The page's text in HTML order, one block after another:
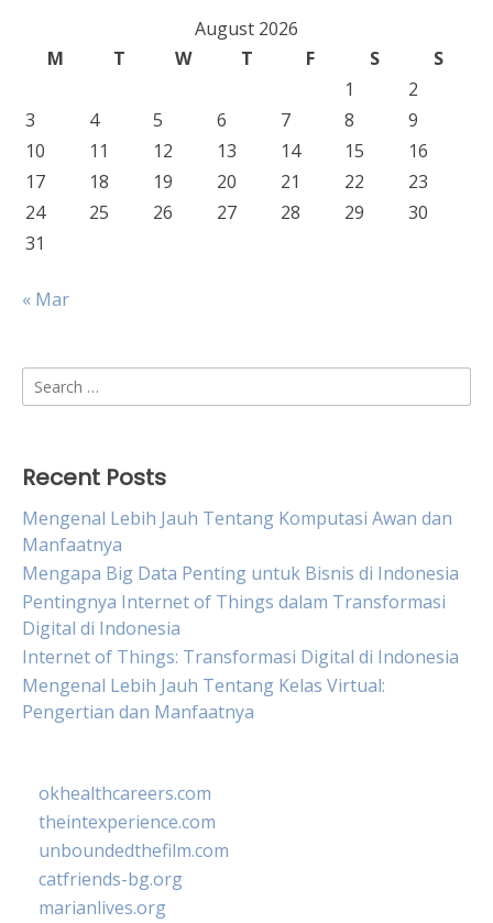
August 2026
M
T W T F S
S
1
2
3
4 5 6 7 8
9
10
11 12 13 14 15
16
17
18 19 20 21 22
23
24
25 26 27 28 29
30
31
« Mar
Search
for:
Recent Posts
Mengenal Lebih Jauh Tentang Komputasi Awan dan
Manfaatnya
Mengapa Big Data Penting untuk Bisnis di Indonesia
Pentingnya Internet of Things dalam Transformasi
Digital di Indonesia
Internet of Things: Transformasi Digital di Indonesia
Mengenal Lebih Jauh Tentang Kelas Virtual:
Pengertian dan Manfaatnya
okhealthcareers.com
theintexperience.com
unboundedthefilm.com
catfriends-bg.org
marianlives.org